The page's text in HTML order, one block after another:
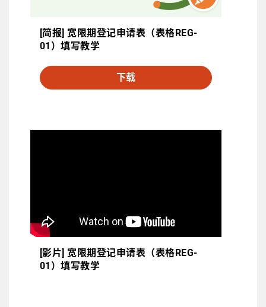
[简报] 宽限期登记申请表（表格REG-
01）填写教学
下载
[影片] 宽限期登记申请表（表格REG-
01）填写教学